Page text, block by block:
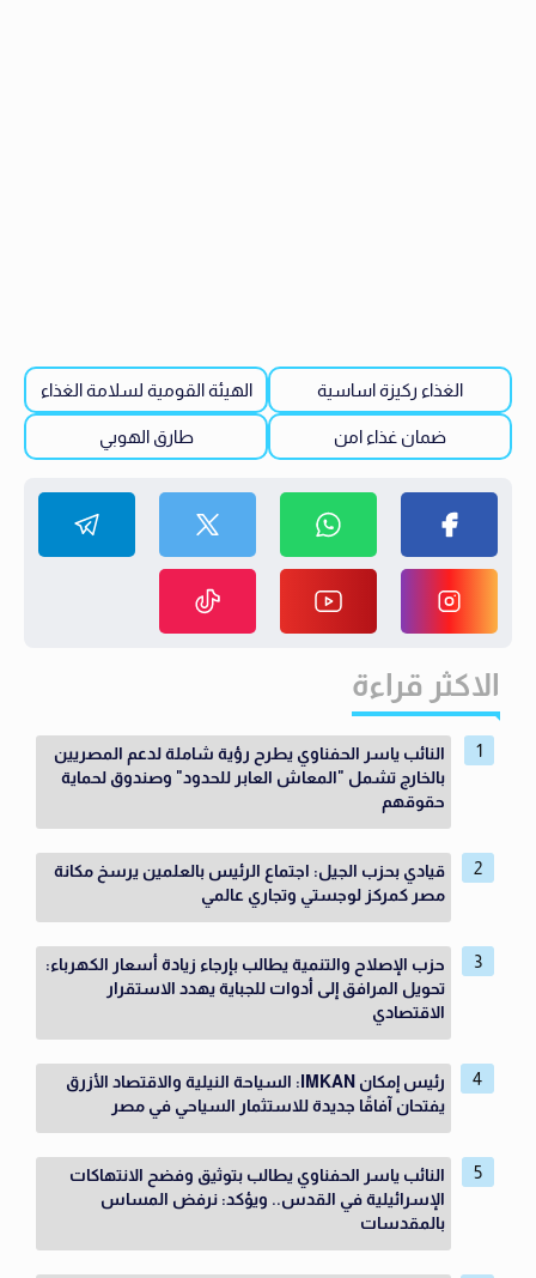
الغذاء ركيزة اساسية الهيئة القومية لسلامة الغذاء
ضمان غذاء امن طارق الهوبي
الاكثر قراءة
النائب ياسر الحفناوي يطرح رؤية شاملة لدعم المصريين
بالخارج تشمل "المعاش العابر للحدود" وصندوق لحماية
حقوقهم
قيادي بحزب الجيل: اجتماع الرئيس بالعلمين يرسخ مكانة
مصر كمركز لوجستي وتجاري عالمي
حزب الإصلاح والتنمية يطالب بإرجاء زيادة أسعار الكهرباء:
تحويل المرافق إلى أدوات للجباية يهدد الاستقرار
الاقتصادي
رئيس إمكان IMKAN: السياحة النيلية والاقتصاد الأزرق
يفتحان آفاقًا جديدة للاستثمار السياحي في مصر
النائب ياسر الحفناوي يطالب بتوثيق وفضح الانتهاكات
الإسرائيلية في القدس.. ويؤكد: نرفض المساس
بالمقدسات